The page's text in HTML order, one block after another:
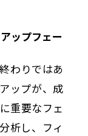
ップフェー
わりではあ
ップが、成
重要なフェ
析し、フィ